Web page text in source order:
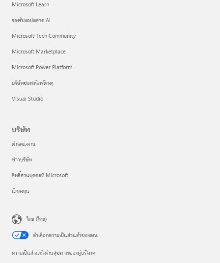
Microsoft Learn
รองรับแอปตลาด AI
Microsoft Tech Community
Microsoft Marketplace
Microsoft Power Platform
บริษัทซอฟต์แวร์ต่างๆ
Visual Studio
บริษัท
ตำแหน่งงาน
ข่าวบริษัท
สิทธิ์ส่วนบุคคลที่ Microsoft
นักลงทุน
ไทย (ไทย)
ตัวเลือกความเป็นส่วนตัวของคุณ
ความเป็นส่วนตัวด้านสุขภาพของผู้บริโภค